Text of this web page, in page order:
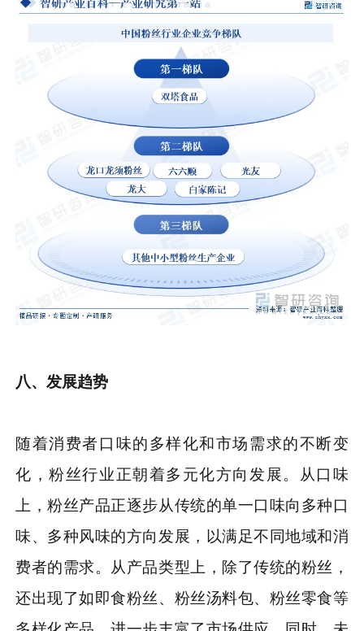
八、发展趋势
随着消费者口味的多样化和市场需求的不断变
化，粉丝行业正朝着多元化方向发展。从口味
上，粉丝产品正逐步从传统的单一口味向多种口
味、多种风味的方向发展，以满足不同地域和消
费者的需求。从产品类型上，除了传统的粉丝，
还出现了如即食粉丝、粉丝汤料包、粉丝零食等